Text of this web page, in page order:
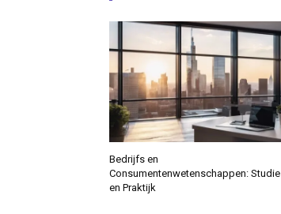
Bedrijfs en
Consumentenwetenschappen: Studie
en Praktijk